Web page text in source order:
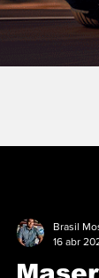
Brasil
16 abr